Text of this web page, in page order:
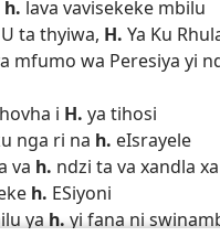
h. lava vavisekeke mbilu
U ta thyiwa, H. Ya Ku
mfumo wa Peresiya yi
i H. ya tihosi
nga ri na h. eIsrayele
va h. ndzi ta va xandla
h. ESiyoni
yah.yi fana ni